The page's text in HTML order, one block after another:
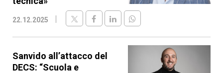
22.12.2025
Sanvido all’attacco del
DECS: “Scuola e